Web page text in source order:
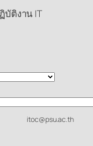
ติงาน IT
itoc@psu.ac.th